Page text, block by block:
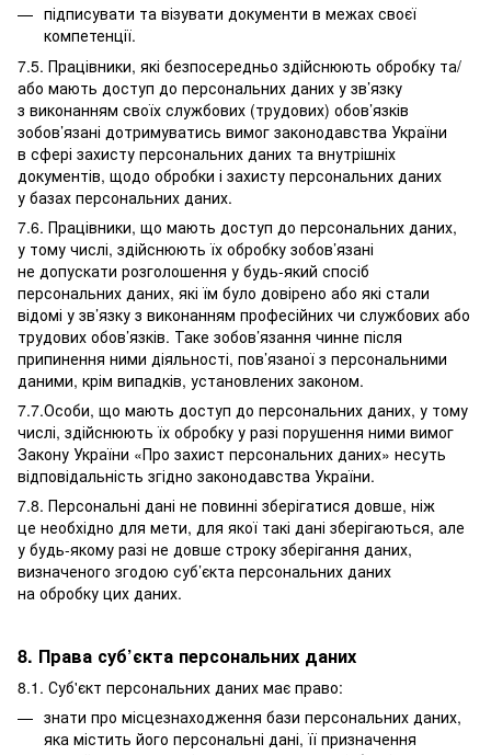
підписувати та візувати документи в межах своєї
компетенції.
7.5. Працівники, які безпосередньо здійснюють обробку та/
або мають доступ до персональних даних у зв’язку
з виконанням своїх службових (трудових) обов’язків
зобов’язані дотримуватись вимог законодавства України
в сфері захисту персональних даних та внутрішніх
документів, щодо обробки і захисту персональних даних
у базах персональних даних.
7.6. Працівники, що мають доступ до персональних даних,
у тому числі, здійснюють їх обробку зобов’язані
не допускати розголошення у будь-який спосіб
персональних даних, які їм було довірено або які стали
відомі у зв’язку з виконанням професійних чи службових або
трудових обов’язків. Таке зобов’язання чинне після
припинення ними діяльності, пов’язаної з персональними
даними, крім випадків, установлених законом.
7.7.Особи, що мають доступ до персональних даних, у тому
числі, здійснюють їх обробку у разі порушення ними вимог
Закону України «Про захист персональних даних» несуть
відповідальність згідно законодавства України.
7.8. Персональні дані не повинні зберігатися довше, ніж
це необхідно для мети, для якої такі дані зберігаються, але
у будь-якому разі не довше строку зберігання даних,
визначеного згодою суб’єкта персональних даних
на обробку цих даних.
8. Права суб’єкта персональних даних
8.1. Суб'єкт персональних даних має право:
знати про місцезнаходження бази персональних даних,
яка містить його персональні дані, її призначення